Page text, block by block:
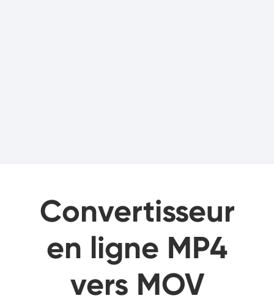
Convertisseur
en ligne MP4
vers MOV